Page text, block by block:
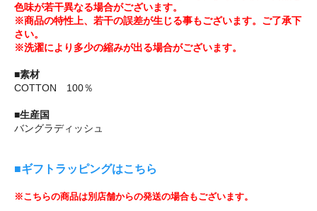
色味が若干異なる場合がございます。
※商品の特性上、若干の誤差が生じる事もございます。ご了承下
さい。
※洗濯により多少の縮みが出る場合がございます。
■素材
COTTON 100％
■生産国
バングラディッシュ
■ギフトラッピングはこちら
※こちらの商品は別店舗からの発送の場合もございます。